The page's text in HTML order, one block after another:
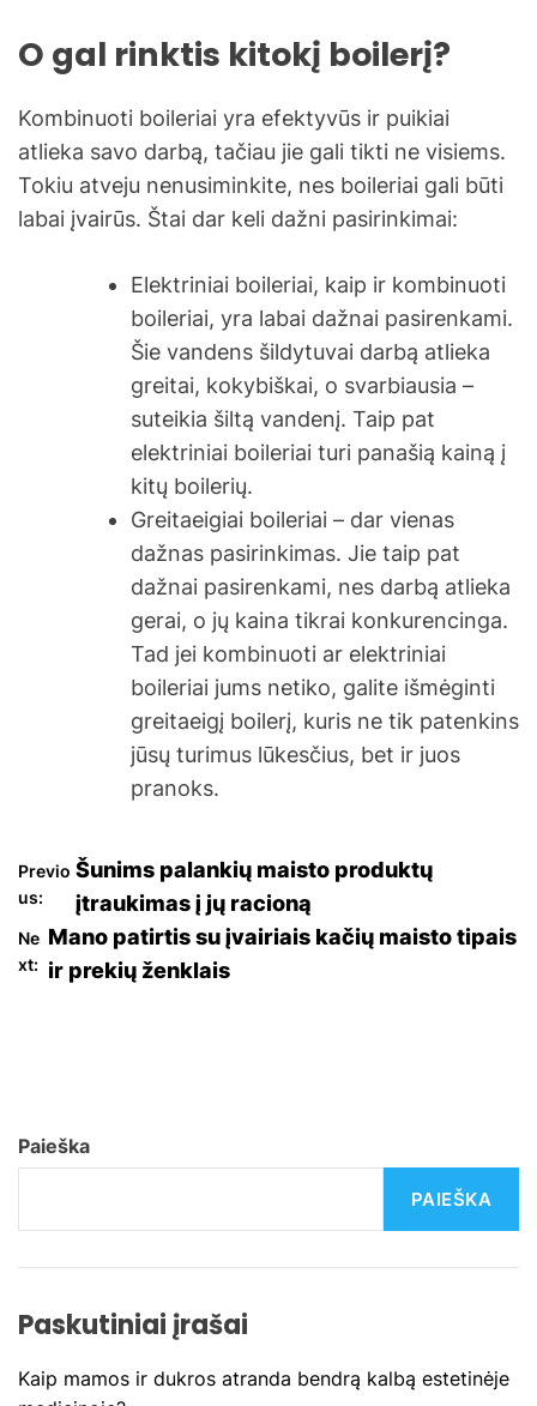
O gal rinktis kitokį boilerį?
Kombinuoti boileriai yra efektyvūs ir puikiai
atlieka savo darbą, tačiau jie gali tikti ne visiems.
Tokiu atveju nenusiminkite, nes boileriai gali būti
labai įvairūs. Štai dar keli dažni pasirinkimai:
Elektriniai boileriai, kaip ir kombinuoti
boileriai, yra labai dažnai pasirenkami.
Šie vandens šildytuvai darbą atlieka
greitai, kokybiškai, o svarbiausia –
suteikia šiltą vandenį. Taip pat
elektriniai boileriai turi panašią kainą į
kitų boilerių.
Greitaeigiai boileriai – dar vienas
dažnas pasirinkimas. Jie taip pat
dažnai pasirenkami, nes darbą atlieka
gerai, o jų kaina tikrai konkurencinga.
Tad jei kombinuoti ar elektriniai
boileriai jums netiko, galite išmėginti
greitaeigį boilerį, kuris ne tik patenkins
jūsų turimus lūkesčius, bet ir juos
pranoks.
N
a
v
a
i
a
t
Previo
us:
Šunims palankių maisto produktų
įtraukimas į jų racioną
Ne
xt:
Mano patirtis su įvairiais kačių maisto tipais
ir prekių ženklais
Paieška
PAIEŠKA
Paskutiniai įrašai
Kaip mamos ir dukros atranda bendrą kalbą estetinėje